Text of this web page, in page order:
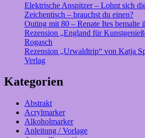
Elektrische Anspitzer – Lohnt sich
Zeichentisch – brauchst du einen?
Outing mit 80 – Renate Ites bemalte
Rezension „England für
Rogasch
Rezension „Urwaldtrip“ von Katja
Verlag
Kategorien
Abstrakt
Acrylmarker
Alkoholmarker
Anleitung / Vorlage